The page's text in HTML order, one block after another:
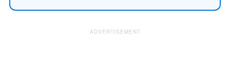
ADVERTISEMENT